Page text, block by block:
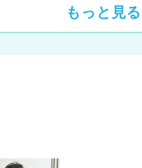
もっと見る